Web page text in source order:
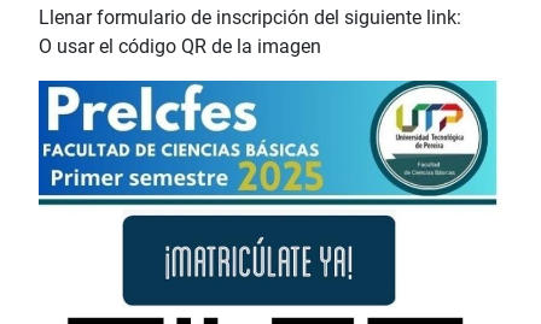
Llenar formulario de inscripción del siguiente link:
O usar el código QR de la imagen